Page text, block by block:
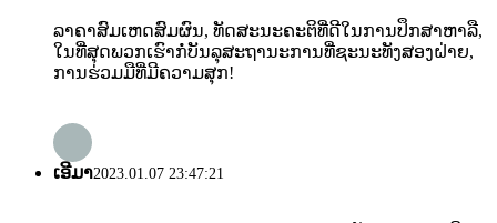
ລາຄາສົມເຫດສົມຜົນ, ທັດສະນະຄະຕິທີ່ດີໃນການປຶກສາຫາລື,
ໃນທີ່ສຸດພວກເຮົາກໍ່ບັນລຸສະຖານະການທີ່ຊະນະທັງສອງຝ່າຍ,
ການຮ່ວມມືທີ່ມີຄວາມສຸກ!
ເອີມາ2023.01.07 23:47:21